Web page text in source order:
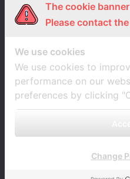
ร่วมงานกับเรา
สมัครงาน ร้าน
The cookie
Please contact
We use cookies
We use cookies to
performance on our
preferences by clicking
Change